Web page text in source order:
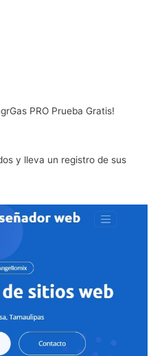
PRO Prueba Gratis!
y lleva un registro de sus